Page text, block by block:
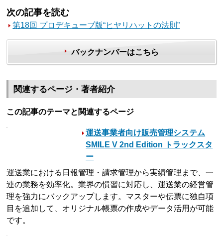
次の記事を読む
第18回 プロデキューブ版“ヒヤリハットの法則”
バックナンバーはこちら
関連するページ・著者紹介
この記事のテーマと関連するページ
運送事業者向け販売管理システム
SMILE V 2nd Edition トラックスタ
ー
運送業における日報管理・請求管理から実績管理まで、一
連の業務を効率化。業界の慣習に対応し、運送業の経営管
理を強力にバックアップします。マスターや伝票に独自項
目を追加して、オリジナル帳票の作成やデータ活用が可能
です。